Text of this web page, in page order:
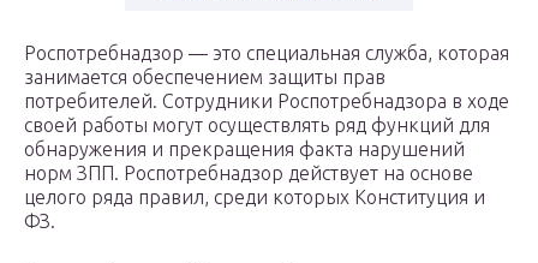
Роспотребнадзор — это специальная служба, которая
занимается обеспечением защиты прав
потребителей. Сотрудники Роспотребнадзора в ходе
своей работы могут осуществлять ряд функций для
обнаружения и прекращения факта нарушений
норм ЗПП. Роспотребнадзор действует на основе
целого ряда правил, среди которых Конституция и
ФЗ.